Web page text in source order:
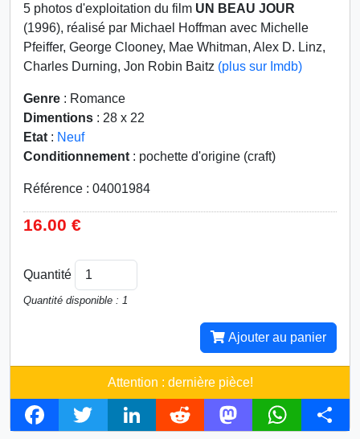
5 photos d'exploitation du film UN BEAU JOUR
(1996), réalisé par Michael Hoffman avec Michelle
Pfeiffer, George Clooney, Mae Whitman, Alex D. Linz,
Charles Durning, Jon Robin Baitz (plus sur Imdb)
Genre : Romance
Dimentions : 28 x 22
Etat : Neuf
Conditionnement : pochette d'origine (craft)
Référence : 04001984
16.00 €
Quantité
Quantité disponible : 1
Ajouter au panier
Attention : dernière pièce!
F
T
L
R
M
W
S